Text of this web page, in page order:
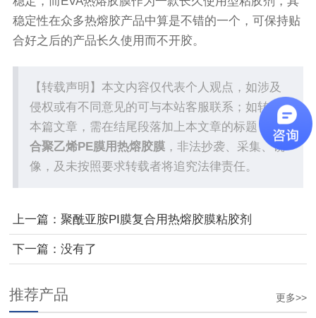
稳定性在众多热熔胶产品中算是不错的一个，可保持贴
合好之后的产品长久使用而不开胶。
【转载声明】本文内容仅代表个人观点，如涉及
侵权或有不同意见的可与本站客服联系；如转载
本篇文章，需在结尾段落加上本文章的标题：
粘
合聚乙烯PE膜用热熔胶膜，非法抄袭、采集、镜
像，及未按照要求转载者将追究法律责任。
上一篇： 聚酰亚胺PI膜复合用热熔胶膜粘胶剂
下一篇：没有了
更多>>
推荐产品